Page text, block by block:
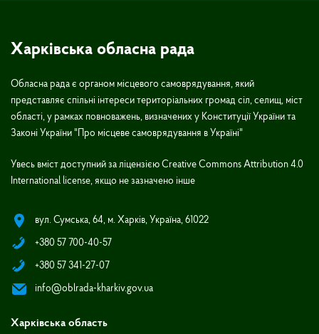
Харківська обласна рада
Обласна рада є органом місцевого самоврядування, який
представляє спільні інтереси територіальних громад сіл, селищ, міст
області, у рамках повноважень, визначених у Конституції України та
Законі України "Про місцеве самоврядування в Україні"
Увесь вміст доступний за ліцензією Creative Commons Attribution 4.0
International license, якщо не зазначено інше
вул. Сумська, 64, м. Харків, Україна, 61022
+380 57 700-40-57
+380 57 341-27-07
info@oblrada-kharkiv.gov.ua
Харківська область